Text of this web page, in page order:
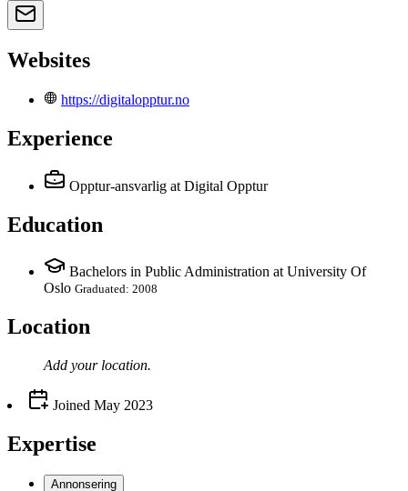
Websites
https://digitalopptur.no
Experience
Opptur-ansvarlig at Digital Opptur
Education
Bachelors in Public Administration at University Of
Oslo Graduated: 2008
Location
Add your location.
Joined May 2023
Expertise
Annonsering